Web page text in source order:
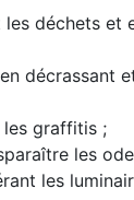
les déchets et
décrassant
les graffitis ;
les
les